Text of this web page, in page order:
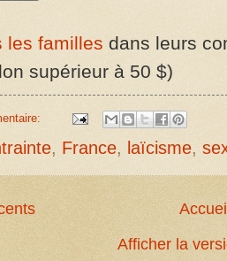
les familles dans leurs
supérieur à 50 $)
, France, laïcisme,
Afficher la